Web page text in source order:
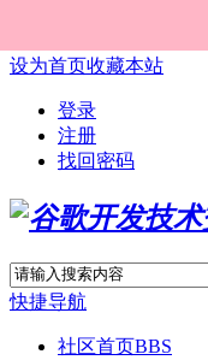
设为首页收藏本站
登录
注册
找回密码
快捷导航
社区首页BBS